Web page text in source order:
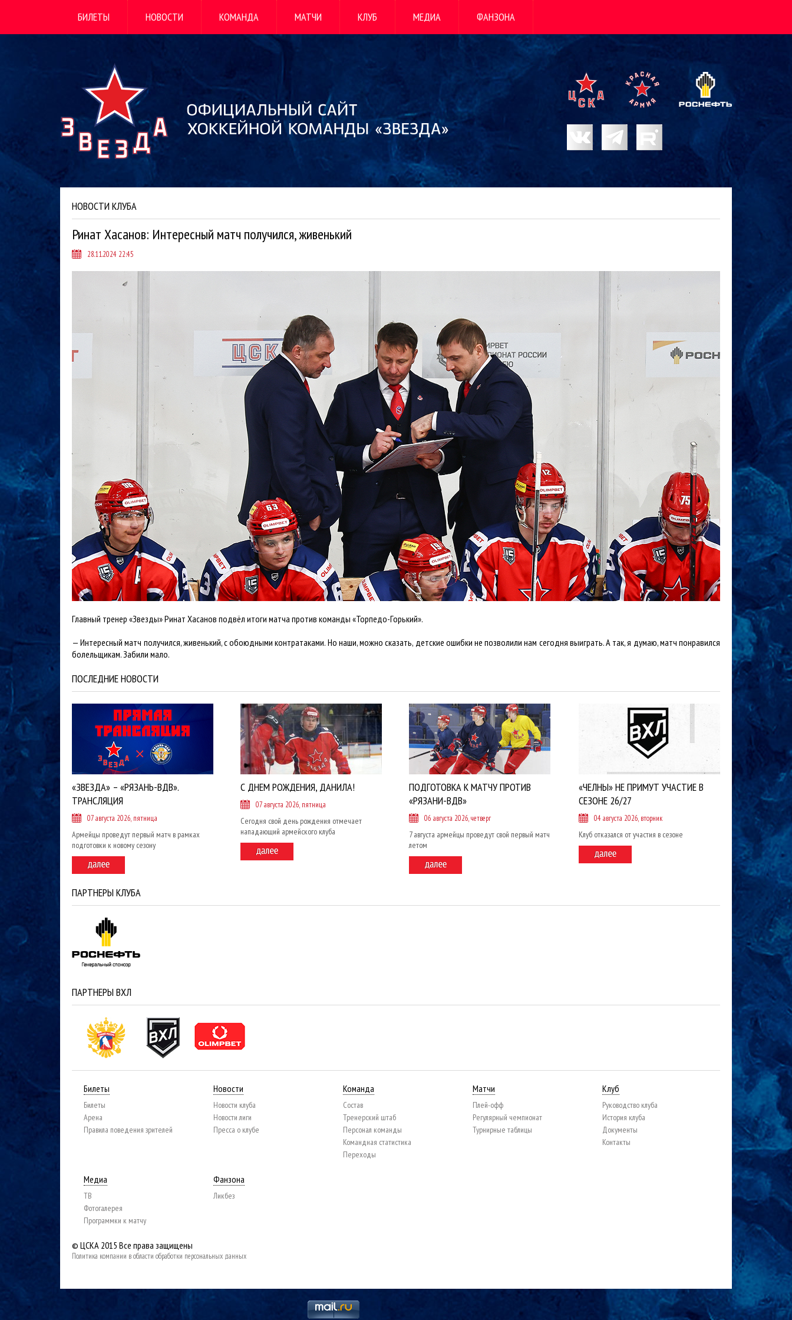
БИЛЕТЫ НОВОСТИ КОМАНДА МАТЧИ КЛУБ МЕДИА ФАНЗОНА
НОВОСТИ КЛУБА
Ринат Хасанов: Интересный матч получился, живенький
28.11.2024 22:45
Главный тренер «Звезды» Ринат Хасанов подвёл итоги матча против команды «Торпедо-Горький».
— Интересный матч получился, живенький, с обоюдными контратаками. Но наши, можно сказать, детские ошибки не позволили нам сегодня выиграть. А так, я думаю, матч понравился
болельщикам. Забили мало.
ПОСЛЕДНИЕ НОВОСТИ
«ЗВЕЗДА» – «РЯЗАНЬ-ВДВ».
ТРАНСЛЯЦИЯ
07 августа 2026, пятница
Армейцы проведут первый матч в рамках
подготовки к новому сезону
С ДНЕМ РОЖДЕНИЯ, ДАНИЛА!
07 августа 2026, пятница
Сегодня свой день рождения отмечает
нападающий армейского клуба
ПОДГОТОВКА К МАТЧУ ПРОТИВ
«РЯЗАНИ-ВДВ»
06 августа 2026, четверг
7 августа армейцы проведут свой первый матч
летом
«ЧЕЛНЫ» НЕ ПРИМУТ УЧАСТИЕ В
СЕЗОНЕ 26/27
04 августа 2026, вторник
Клуб отказался от участия в сезоне
ПАРТНЕРЫ КЛУБА
ПАРТНЕРЫ ВХЛ
Билеты
Билеты
Арена
Правила поведения зрителей
Новости
Новости клуба
Новости лиги
Пресса о клубе
Команда
Состав
Тренерский штаб
Персонал команды
Командная статистика
Переходы
Матчи
Плей-офф
Регулярный чемпионат
Турнирные таблицы
Клуб
Руководство клуба
История клуба
Документы
Контакты
Медиа
ТВ
Фотогалерея
Программки к матчу
Фанзона
Ликбез
© ЦСКА 2015 Все права защищены
Политика компании в области обработки персональных данных